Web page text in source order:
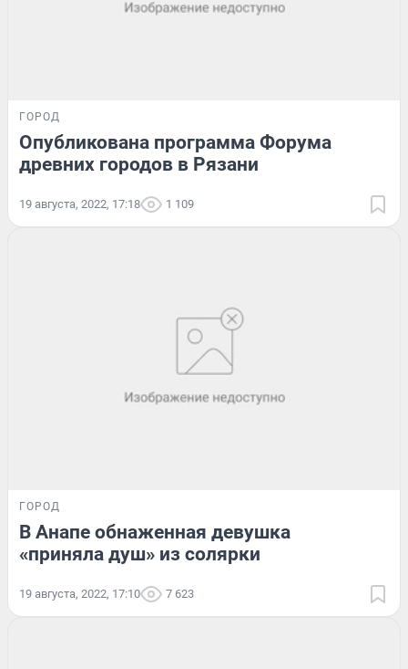
ГОРОД
Опубликована программа Форума
древних городов в Рязани
19 августа, 2022, 17:18 1 109
ГОРОД
В Анапе обнаженная девушка
«приняла душ» из солярки
19 августа, 2022, 17:10 7 623